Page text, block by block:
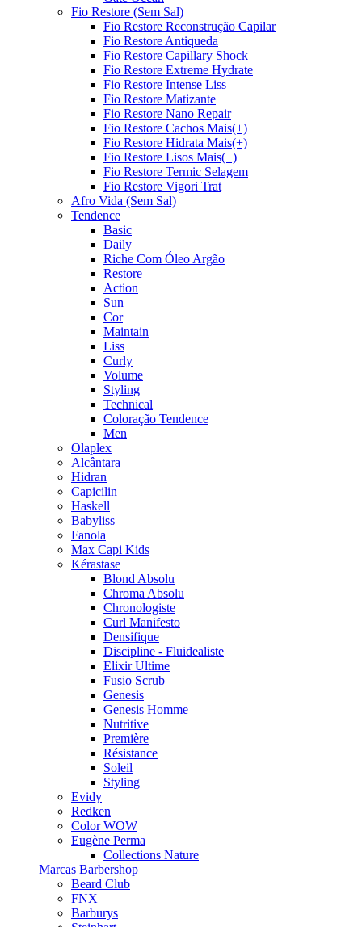
Fio Restore (Sem Sal)
Fio Restore Reconstrução Capilar
Fio Restore Antiqueda
Fio Restore Capillary Shock
Fio Restore Extreme Hydrate
Fio Restore Intense Liss
Fio Restore Matizante
Fio Restore Nano Repair
Fio Restore Cachos Mais(+)
Fio Restore Hidrata Mais(+)
Fio Restore Lisos Mais(+)
Fio Restore Termic Selagem
Fio Restore Vigori Trat
Afro Vida (Sem Sal)
Tendence
Basic
Daily
Riche Com Óleo Argão
Restore
Action
Sun
Cor
Maintain
Liss
Curly
Volume
Styling
Technical
Coloração Tendence
Men
Olaplex
Alcântara
Hidran
Capicilin
Haskell
Babyliss
Fanola
Max Capi Kids
Kérastase
Blond Absolu
Chroma Absolu
Chronologiste
Curl Manifesto
Densifique
Discipline - Fluidealiste
Elixir Ultime
Fusio Scrub
Genesis
Genesis Homme
Nutritive
Première
Résistance
Soleil
Styling
Evidy
Redken
Color WOW
Eugène Perma
Collections Nature
Marcas Barbershop
Beard Club
FNX
Barburys